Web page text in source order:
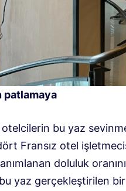
patlamaya
otelcilerin bu yaz
Fransız otel
doluluk
yaz gerçekleştirilen